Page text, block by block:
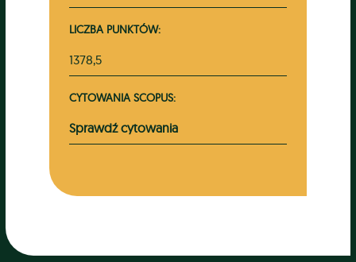
LICZBA PUNKTÓW:
1378,5
CYTOWANIA SCOPUS:
Sprawdź cytowania